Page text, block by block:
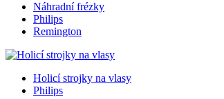
Náhradní frézky
Philips
Remington
Holicí strojky na vlasy
Philips